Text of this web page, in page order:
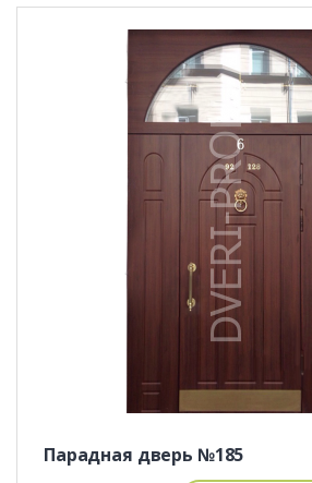
Парадная дверь №185